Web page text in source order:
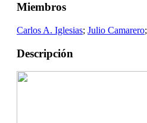
Miembros
Carlos A. Iglesias; Julio Camarero;
Descripción